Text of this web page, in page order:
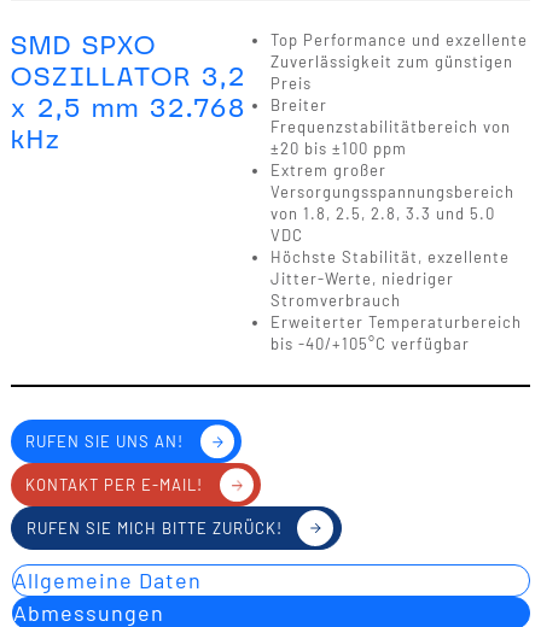
SMD SPXO
OSZILLATOR 3,2
x 2,5 mm 32.768
kHz
Top Performance und exzellente
Zuverlässigkeit zum günstigen
Preis
Breiter
Frequenzstabilitätbereich von
±20 bis ±100 ppm
Extrem großer
Versorgungsspannungsbereich
von 1.8, 2.5, 2.8, 3.3 und 5.0
VDC
Höchste Stabilität, exzellente
Jitter-Werte, niedriger
Stromverbrauch
Erweiterter Temperaturbereich
bis -40/+105°C verfügbar
RUFEN SIE UNS AN!
KONTAKT PER E-MAIL!
RUFEN SIE MICH BITTE ZURÜCK!
Allgemeine Daten
Abmessungen